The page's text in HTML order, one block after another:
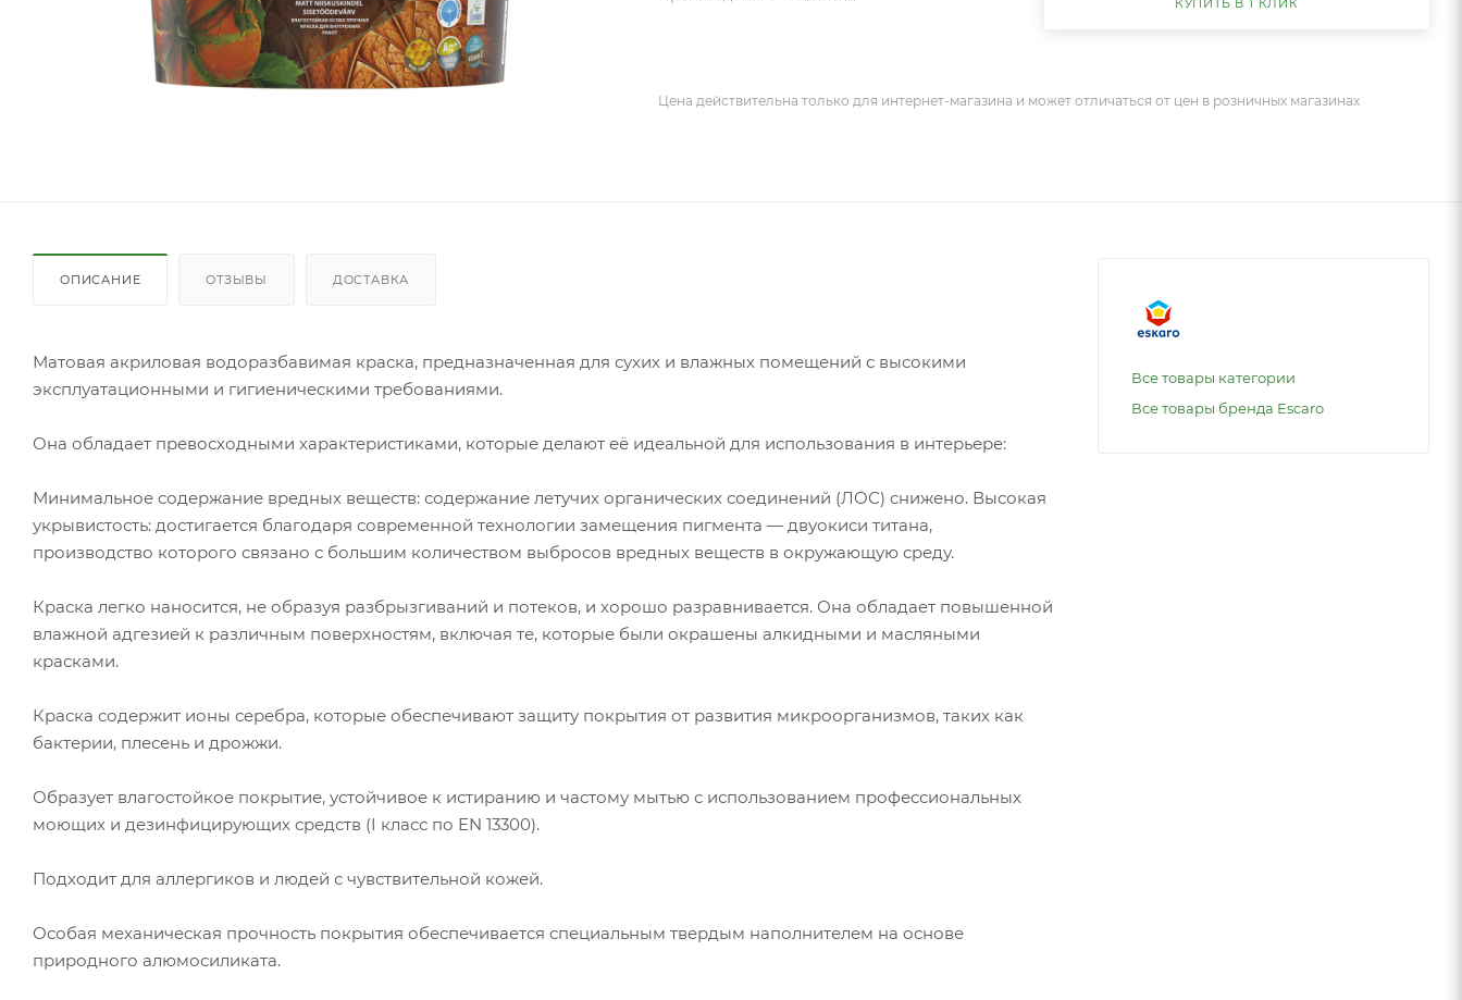
КУПИТЬ В 1 КЛИК
Цена действительна только для интернет-магазина и может отличаться от цен в розничных магазинах
ОПИСАНИЕ ОТЗЫВЫ ДОСТАВКА
Матовая акриловая водоразбавимая краска, предназначенная для сухих и влажных помещений с высокими
эксплуатационными и гигиеническими требованиями.
Она обладает превосходными характеристиками, которые делают её идеальной для использования в интерьере:
Минимальное содержание вредных веществ: содержание летучих органических соединений (ЛОС) снижено. Высокая
укрывистость: достигается благодаря современной технологии замещения пигмента — двуокиси титана,
производство которого связано с большим количеством выбросов вредных веществ в окружающую среду.
Краска легко наносится, не образуя разбрызгиваний и потеков, и хорошо разравнивается. Она обладает повышенной
влажной адгезией к различным поверхностям, включая те, которые были окрашены алкидными и масляными
красками.
Краска содержит ионы серебра, которые обеспечивают защиту покрытия от развития микроорганизмов, таких как
бактерии, плесень и дрожжи.
Образует влагостойкое покрытие, устойчивое к истиранию и частому мытью с использованием профессиональных
моющих и дезинфицирующих средств (I класс по EN 13300).
Подходит для аллергиков и людей с чувствительной кожей.
Особая механическая прочность покрытия обеспечивается специальным твердым наполнителем на основе
природного алюмосиликата.
Все товары категории
Все товары бренда Escaro